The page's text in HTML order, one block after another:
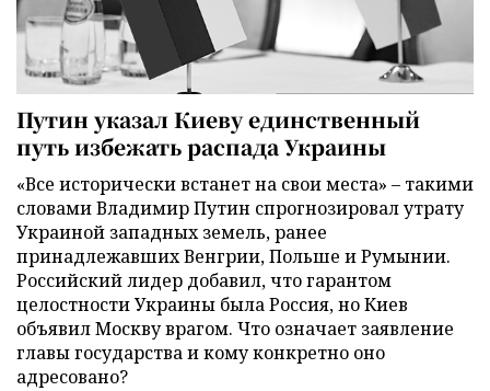
Путин указал Киеву единственный
путь избежать распада Украины
«Все исторически встанет на свои места» – такими
словами Владимир Путин спрогнозировал утрату
Украиной западных земель, ранее
принадлежавших Венгрии, Польше и Румынии.
Российский лидер добавил, что гарантом
целостности Украины была Россия, но Киев
объявил Москву врагом. Что означает заявление
главы государства и кому конкретно оно
адресовано?